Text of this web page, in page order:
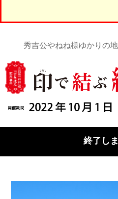
秀吉公やねね様ゆかりの
終了し